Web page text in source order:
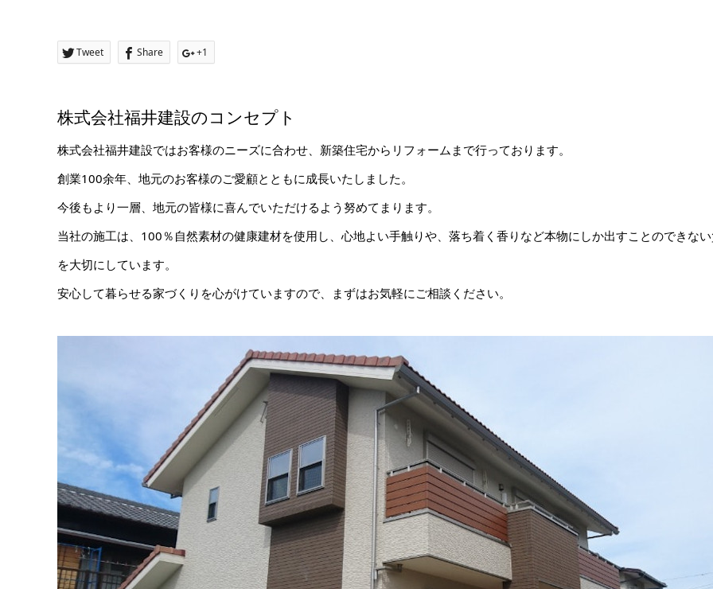
Tweet Share +1
株式会社福井建設のコンセプト
株式会社福井建設ではお客様のニーズに合わせ、新築住宅からリフォームまで行っております。
創業100余年、地元のお客様のご愛顧とともに成長いたしました。
今後もより一層、地元の皆様に喜んでいただけるよう努めてまります。
当社の施工は、100％自然素材の健康建材を使用し、心地よい手触りや、落ち着く香りなど本物にしか出すことのできな
を大切にしています。
安心して暮らせる家づくりを心がけていますので、まずはお気軽にご相談ください。